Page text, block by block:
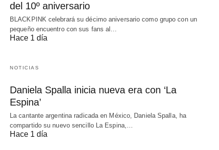
del 10º aniversario
BLACKPINK celebrará su décimo aniversario como grupo con un
pequeño encuentro con sus fans al…
Hace 1 día
NOTICIAS
Daniela Spalla inicia nueva era con ‘La
Espina’
La cantante argentina radicada en México, Daniela Spalla, ha
compartido su nuevo sencillo La Espina,…
Hace 1 día